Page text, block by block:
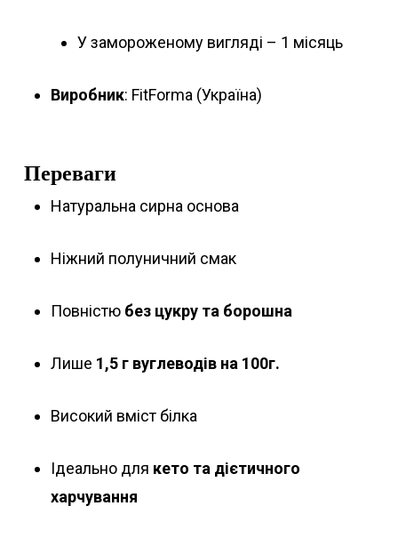
У замороженому вигляді – 1 місяць
Виробник: FitForma (Україна)
Переваги
Натуральна сирна основа
Ніжний полуничний смак
Повністю без цукру та борошна
Лише 1,5 г вуглеводів на 100г.
Високий вміст білка
Ідеально для кето та дієтичного
харчування